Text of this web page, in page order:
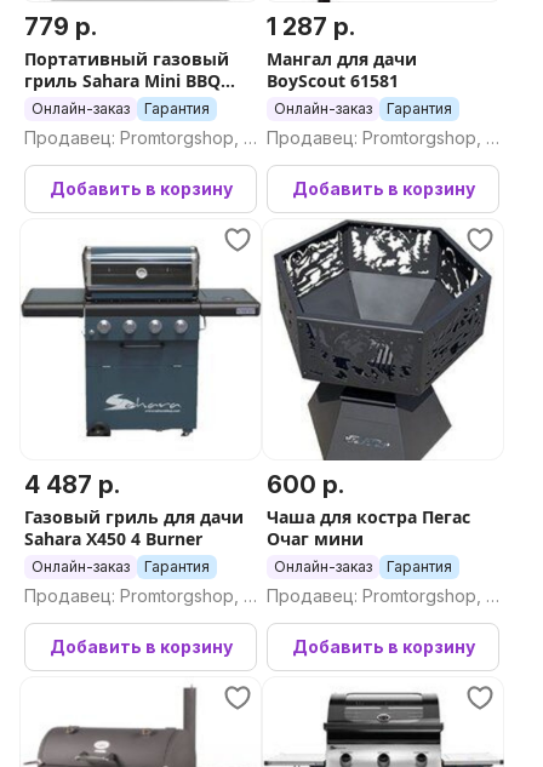
779 р.
Портативный газовый
гриль Sahara Mini BBQ
(серебристый)
Онлайн-заказ Гарантия
Продавец: Promtorgshop, П
ромторгшоп
Добавить в корзину
1 287 р.
Мангал для дачи
BoyScout 61581
Онлайн-заказ Гарантия
Продавец: Promtorgshop, П
ромторгшоп
Добавить в корзину
4 487 р.
Газовый гриль для дачи
Sahara X450 4 Burner
Онлайн-заказ Гарантия
Продавец: Promtorgshop, П
ромторгшоп
Добавить в корзину
600 р.
Чаша для костра Пегас
Очаг мини
Онлайн-заказ Гарантия
Продавец: Promtorgshop, П
ромторгшоп
Добавить в корзину